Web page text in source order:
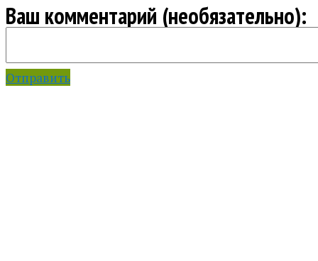
Ваш комментарий (необязательно):
Отправить